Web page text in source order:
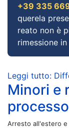
+39 335
querela
reato non è
rimessione
Leggi tutto:
Minori e
Arresto all'estero